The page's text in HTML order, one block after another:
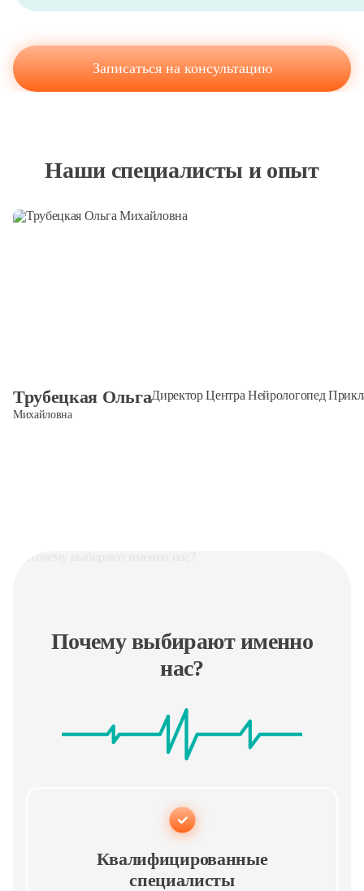
Записаться на консультацию
Наши специалисты и опыт
Трубецкая Ольга
Михайловна
Директор Центра Нейрологопед
Почему выбирают именно
нас?
Квалифицированные
специалисты